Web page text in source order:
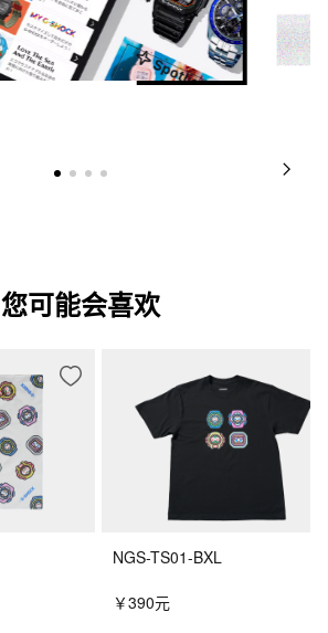
您可能会喜欢
NGS-TS01-BXL
￥390元